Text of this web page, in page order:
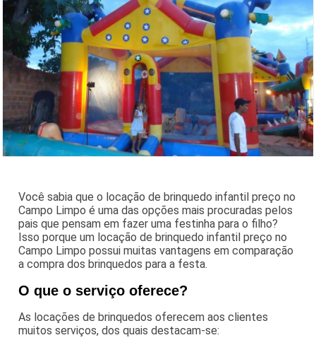
Você sabia que o locação de brinquedo infantil preço no
Campo Limpo é uma das opções mais procuradas pelos
pais que pensam em fazer uma festinha para o filho?
Isso porque um locação de brinquedo infantil preço no
Campo Limpo possui muitas vantagens em comparação
a compra dos brinquedos para a festa.
O que o serviço oferece?
As locações de brinquedos oferecem aos clientes
muitos serviços, dos quais destacam-se: